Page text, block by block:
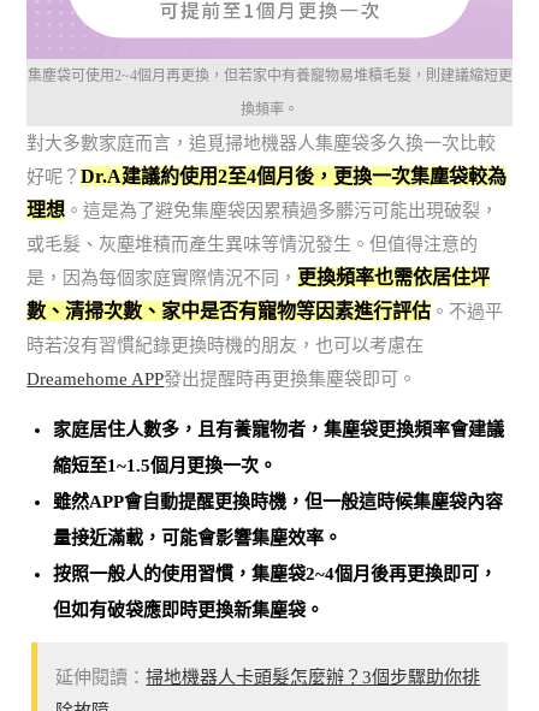
集塵袋可使用2~4個月再更換，但若家中有養寵物易堆積毛髮，則建議縮短更
換頻率。
對大多數家庭而言，追覓掃地機器人集塵袋多久換一次比較
好呢？Dr.A建議約使用2至4個月後，更換一次集塵袋較為
理想 。這是為了避免集塵袋因累積過多髒污可能出現破裂，
或毛髮、灰塵堆積而產生異味等情況發生。但值得注意的
是，因為每個家庭實際情況不同， 更換頻率也需依居住坪
數、清掃次數、家中是否有寵物等因素進行評估 。不過平
時若沒有習慣紀錄更換時機的朋友，也可以考慮在
Dreamehome APP發出提醒時再更換集塵袋即可。
家庭居住人數多，且有養寵物者，集塵袋更換頻率會建議
縮短至1~1.5個月更換一次。
雖然APP會自動提醒更換時機，但一般這時候集塵袋內容
量接近滿載，可能會影響集塵效率。
按照一般人的使用習慣，集塵袋2~4個月後再更換即可，
但如有破袋應即時更換新集塵袋。
延伸閱讀：掃地機器人卡頭髮怎麼辦？3個步驟助你排